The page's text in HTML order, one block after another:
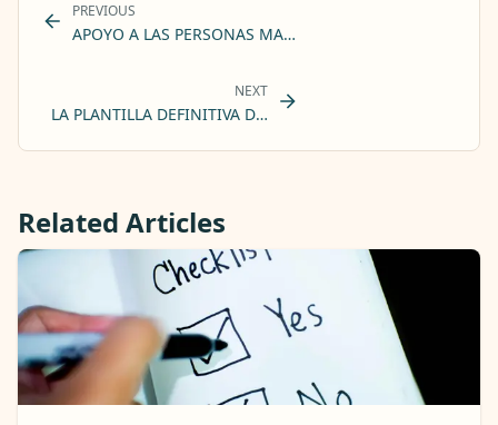
PREVIOUS
APOYO A LAS PERSONAS MAYORES CON ALZHEIMER Y
NEXT
LA PLANTILLA DEFINITIVA DE NORMAS DEL HOGAR PARA
Related Articles